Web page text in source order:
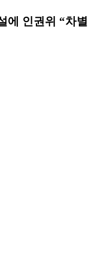
에 인권위 “차별